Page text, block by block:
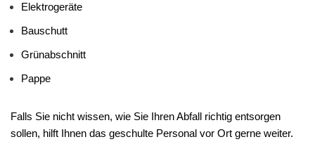
Elektrogeräte
Bauschutt
Grünabschnitt
Pappe
Falls Sie nicht wissen, wie Sie Ihren Abfall richtig entsorgen
sollen, hilft Ihnen das geschulte Personal vor Ort gerne weiter.